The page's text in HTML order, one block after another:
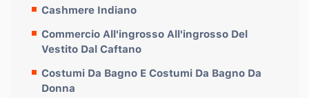
Cashmere Indiano
Commercio All'ingrosso All'ingrosso Del
Vestito Dal Caftano
Costumi Da Bagno E Costumi Da Bagno Da
Donna